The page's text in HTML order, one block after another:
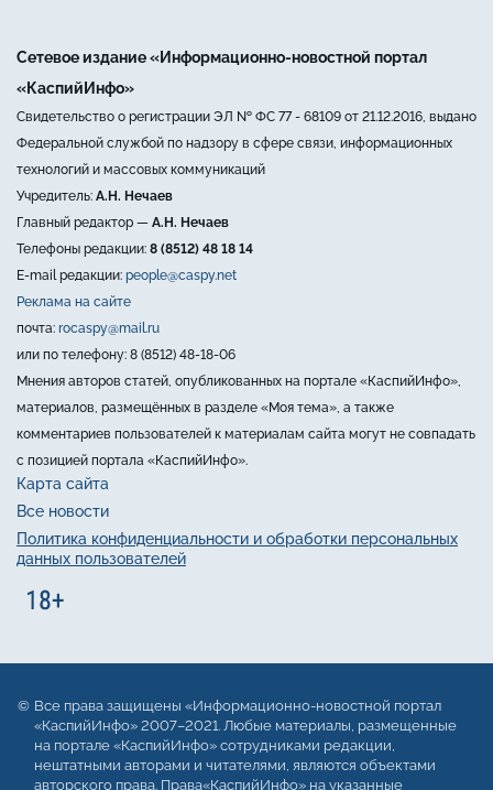
Сетевое издание «Информационно-новостной портал
«КаспийИнфо»
Свидетельство о регистрации ЭЛ № ФС 77 - 68109 от 21.12.2016, выдано
Федеральной службой по надзору в сфере связи, информационных
технологий и массовых коммуникаций
Учредитель: А.Н. Нечаев
Главный редактор — А.Н. Нечаев
Телефоны редакции: 8 (8512) 48 18 14
E-mail редакции: people@caspy.net
Реклама на сайте
почта: rocaspy@mail.ru
или по телефону: 8 (8512) 48-18-06
Мнения авторов статей, опубликованных на портале «КаспийИнфо»,
материалов, размещённых в разделе «Моя тема», а также
комментариев пользователей к материалам сайта могут не совпадать
с позицией портала «КаспийИнфо».
Карта сайта
Все новости
Политика конфиденциальности и обработки персональных
данных пользователей
Все права защищены «Информационно-новостной портал
«КаспийИнфо» 2007–2021. Любые материалы, размещенные
на портале «КаспийИнфо» сотрудниками редакции,
нештатными авторами и читателями, являются объектами
авторского права. Права«КаспийИнфо» на указанные